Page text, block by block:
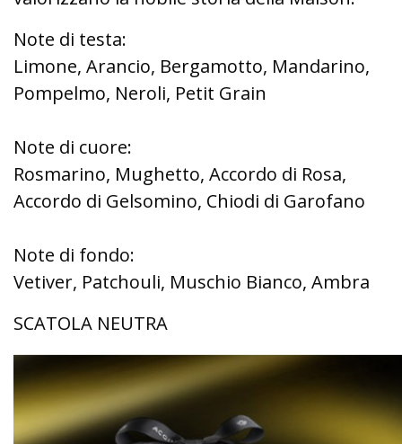
Note di testa:
Limone, Arancio, Bergamotto, Mandarino,
Pompelmo, Neroli, Petit Grain
Note di cuore:
Rosmarino, Mughetto, Accordo di Rosa,
Accordo di Gelsomino, Chiodi di Garofano
Note di fondo:
Vetiver, Patchouli, Muschio Bianco, Ambra
SCATOLA NEUTRA